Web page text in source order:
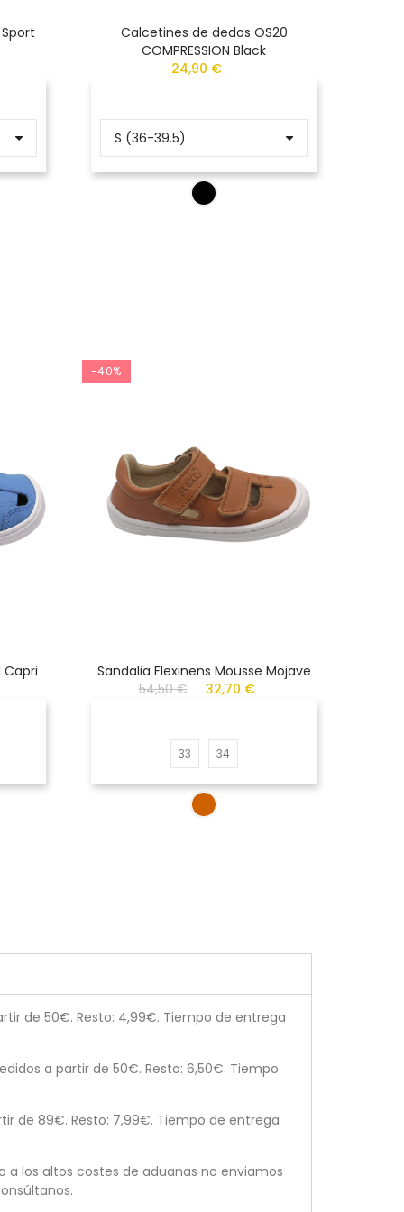
Calcetines de dedos OS20
COMPRESSION Black
24,90 €
Capri
-40%
Sandalia Flexinens Mousse Mojave
54,50 €
32,70 €
33 34
de 50€. Resto: 4,99€. Tiempo de entrega
a partir de 50€. Resto: 6,50€. Tiempo
de 89€. Resto: 7,99€. Tiempo de entrega
a los altos costes de aduanas no enviamos